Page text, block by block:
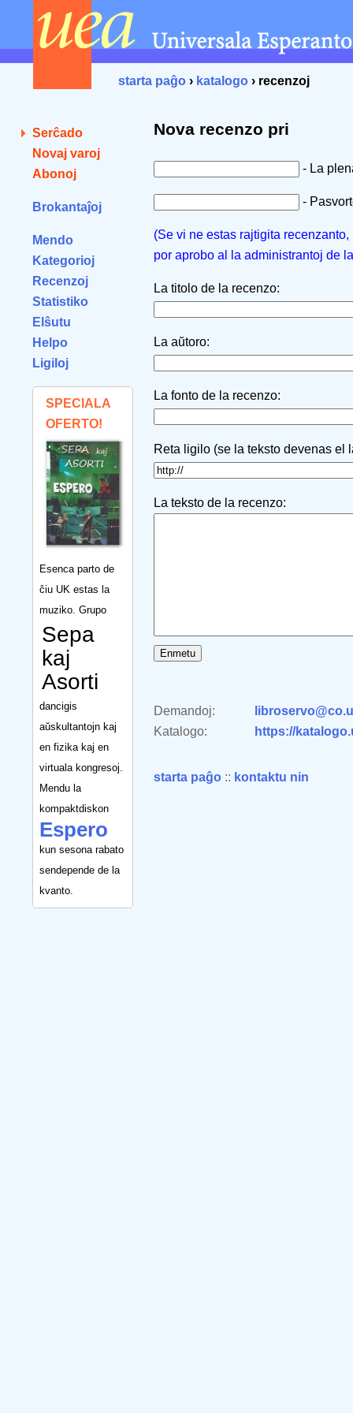
starta paĝo › katalogo › recenzoj
Serĉado
Novaj varoj
Abonoj
Brokantaĵoj
Mendo
Kategorioj
Recenzoj
Statistiko
Elŝutu
Helpo
Ligiloj
SPECIALA
OFERTO!
Esenca parto de
ĉiu UK estas la
muziko. Grupo
Sepa
kaj
Asorti
dancigis
aŭskultantojn kaj
en fizika kaj en
virtuala kongresoj.
Mendu la
kompaktdiskon
Espero
kun sesona rabato
sendepende de la
kvanto.
Nova recenzo pri
- La
-
(Se vi ne estas rajtigita
por aprobo al la administrantoj de
La titolo de la recenzo:
La aŭtoro:
La fonto de la recenzo:
Reta ligilo (se la teksto devenas el
La teksto de la recenzo:
Demandoj:
Katalogo:
https://
starta paĝo :: kontaktu nin